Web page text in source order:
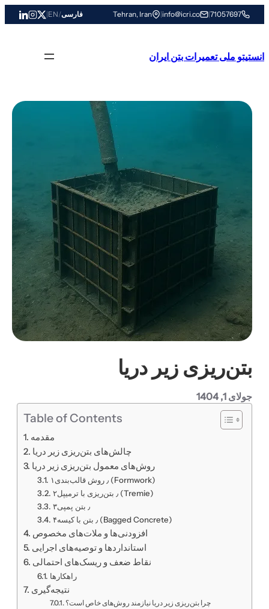
به
71057697
|
info@icri.co
|
Tehran, Iran فارسی/
EN
|
انستیتو ملی تعمیرات بتن ایران
بتن‌ریزی زیر دریا
جولای 1, 1404
Table of Contents
مقدمه
چالش‌های بتن‌ریزی زیر دریا
روش‌های معمول بتن‌ریزی زیر دریا
۱٫ روش قالب‌بندی (Formwork)
۲٫ بتن‌ریزی با ترمیپل (Tremie)
۳٫ بتن پمپی
۴٫ بتن با کیسه (Bagged Concrete)
افزودنی‌ها و ملات‌های مخصوص
استانداردها و توصیه‌های اجرایی
نقاط ضعف و ریسک‌های احتمالی
راهکارها
نتیجه‌گیری
چرا بتن‌ریزی زیر دریا نیازمند روش‌های خاص است؟